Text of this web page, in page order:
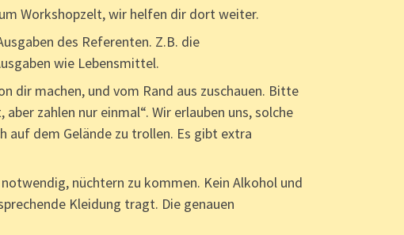
Workshopzelt, wir helfen dir dort weiter.
des Referenten. Z.B. die
wie Lebensmittel.
dir machen, und vom Rand aus zuschauen. Bitte
zahlen nur einmal“. Wir erlauben uns, solche
auf dem Gelände zu trollen. Es gibt extra
nüchtern zu kommen. Kein Alkohol und
Kleidung tragt. Die genauen